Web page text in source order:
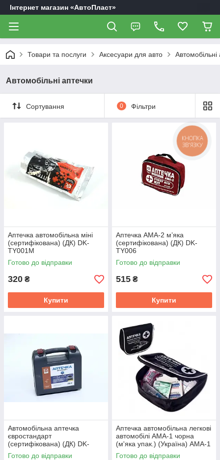
Інтернет магазин «АвтоПласт»
Товари та послуги Аксесуари для авто Автомобільні
Автомобільні аптечки
Сортування 0 Фільтри
Аптечка автомобільна міні
(сертифікована) (ДК) DK-
TY001M
Готово до відправки
320 ₴
Купити
Аптечка АМА-2 м’яка
(сертифікована) (ДК) DK-
TY006
Готово до відправки
515 ₴
Купити
Автомобільна аптечка
євростандарт
(сертифікована) (ДК) DK-
TY003
Готово до відправки
Аптечка автомобiльна легковi
автомобiлi АМА-1 чорна
(м'яка упак.) (Україна) АМА-1
Готово до відправки
КНОПКА
ЗВ'ЯЗКУ